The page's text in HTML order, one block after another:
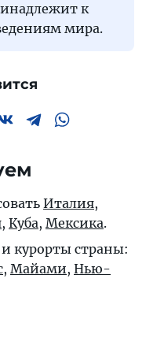
к
мира.
Италия,
, Куба, Мексика.
курорты страны:
, Майами, Нью-